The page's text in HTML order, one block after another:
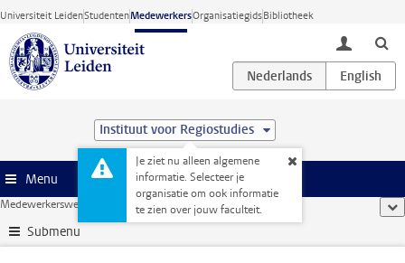
Ga direct naar de inhoud
Universiteit LeidenStudentenMedewerkersOrganisatiegidsBibliotheek
toggle
Instituut voor Regiostudies
Je ziet nu alleen algemene
informatie. Selecteer je
organisatie om ook informatie
te zien over jouw faculteit.
Menu
Medewerkerswebsite Gebruikersrollen
Submenu